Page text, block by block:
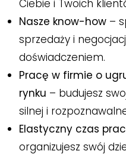
Ciebie i Twoich
Nasze know-how –
sprzedaży i
doświadczeniem.
Pracę w firmie o
rynku – budujesz
silnej i
Elastyczny czas
organizujesz swój